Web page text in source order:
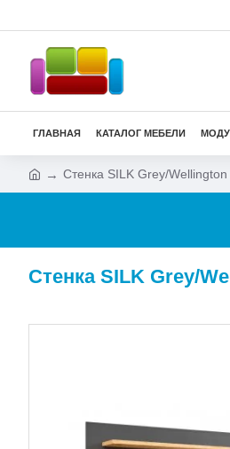
ГЛАВНАЯ КАТАЛОГ МЕБЕЛИ
Стенка SILK Grey/Wellington
Стенка SILK Grey/